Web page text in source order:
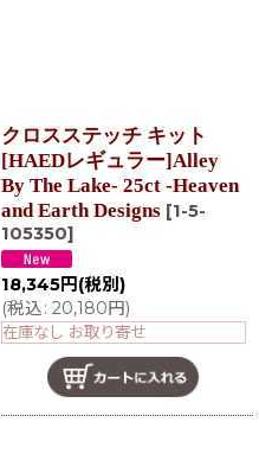
クロスステッチ キット
[HAEDレギュラー]Alley
By The Lake- 25ct -Heaven
and Earth Designs [1-5-
105350]
18,345円 (税別)
(税込: 20,180円)
在庫なし お取り寄せ